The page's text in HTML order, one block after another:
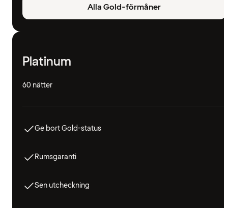
Alla Gold-förmåner
Platinum
60 nätter
Ge bort Gold-status
Rumsgaranti
Sen utcheckning